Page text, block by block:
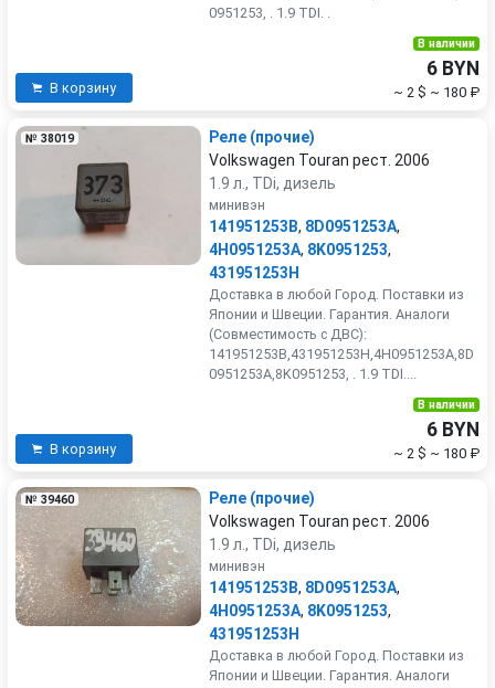
0951253, . 1.9 TDI. .
В корзину
В наличии
6 BYN
~ 2 $ ~ 180 ₽
№ 38019
Реле (прочие)
Volkswagen Touran рест. 2006
1.9 л., TDi, дизель
минивэн
141951253B, 8D0951253A,
4H0951253A, 8K0951253,
431951253H
Доставка в любой Город. Поставки из
Японии и Швеции. Гарантия. Аналоги
(Совместимость с ДВС):
141951253B,431951253H,4H0951253A,8D
0951253A,8K0951253, . 1.9 TDI....
В корзину
В наличии
6 BYN
~ 2 $ ~ 180 ₽
№ 39460
Реле (прочие)
Volkswagen Touran рест. 2006
1.9 л., TDi, дизель
минивэн
141951253B, 8D0951253A,
4H0951253A, 8K0951253,
431951253H
Доставка в любой Город. Поставки из
Японии и Швеции. Гарантия. Аналоги